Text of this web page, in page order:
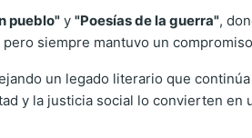
pueblo" y "Poesías de la guerra",
siempre mantuvo un
un legado literario que
y la justicia social lo convierten en